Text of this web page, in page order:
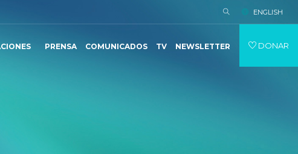
ENGLISH
PRENSA COMUNICADOS TV NEWSLETTER DONAR